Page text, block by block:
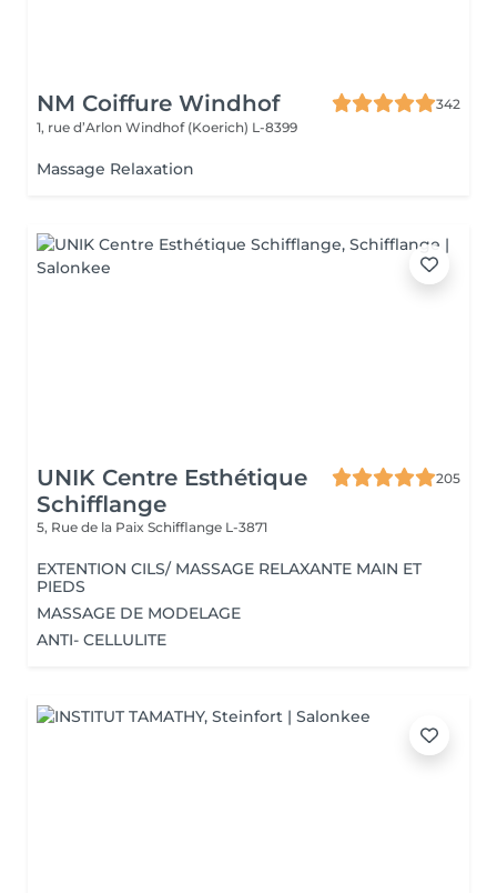
NM Coiffure Windhof
342
1, rue d’Arlon Windhof (Koerich) L-8399
Massage Relaxation
UNIK Centre Esthétique
Schifflange
205
5, Rue de la Paix Schifflange L-3871
EXTENTION CILS/ MASSAGE RELAXANTE MAIN ET
PIEDS
MASSAGE DE MODELAGE
ANTI- CELLULITE